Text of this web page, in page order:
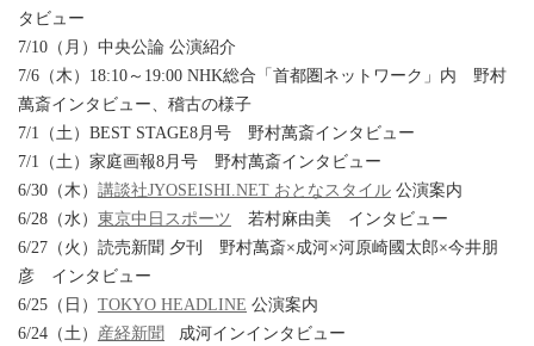
タビュー
7/10（月）中央公論 公演紹介
7/6（木）18:10～19:00 NHK総合「首都圏ネットワーク」内 野村
萬斎インタビュー、稽古の様子
7/1（土）BEST STAGE8月号 野村萬斎インタビュー
7/1（土）家庭画報8月号 野村萬斎インタビュー
6/30（木） 講談社JYOSEISHI.NET おとなスタイル 公演案内
6/28（水） 東京中日スポーツ 若村麻由美 インタビュー
6/27（火）読売新聞 夕刊 野村萬斎×成河×河原崎國太郎×今井朋
彦 インタビュー
6/25（日） TOKYO HEADLINE 公演案内
6/24（土） 産経新聞
成河インインタビュー